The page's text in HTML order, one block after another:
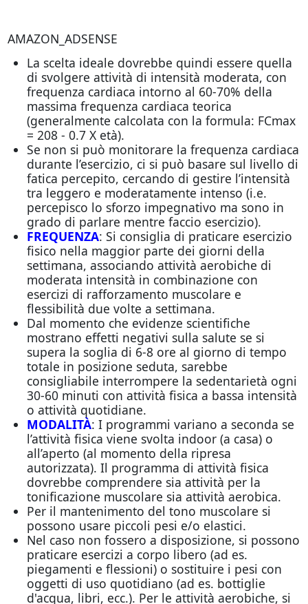
AMAZON_ADSENSE
La scelta ideale dovrebbe quindi essere quella
di svolgere attività di intensità moderata, con
frequenza cardiaca intorno al 60-70% della
massima frequenza cardiaca teorica
(generalmente calcolata con la formula: FCmax
= 208 - 0.7 X età).
Se non si può monitorare la frequenza cardiaca
durante l’esercizio, ci si può basare sul livello di
fatica percepito, cercando di gestire l’intensità
tra leggero e moderatamente intenso (i.e.
percepisco lo sforzo impegnativo ma sono in
grado di parlare mentre faccio esercizio).
FREQUENZA: Si consiglia di praticare esercizio
fisico nella maggior parte dei giorni della
settimana, associando attività aerobiche di
moderata intensità in combinazione con
esercizi di rafforzamento muscolare e
flessibilità due volte a settimana.
Dal momento che evidenze scientifiche
mostrano effetti negativi sulla salute se si
supera la soglia di 6-8 ore al giorno di tempo
totale in posizione seduta, sarebbe
consigliabile interrompere la sedentarietà ogni
30-60 minuti con attività fisica a bassa intensità
o attività quotidiane.
MODALITÀ: I programmi variano a seconda se
l’attività fisica viene svolta indoor (a casa) o
all’aperto (al momento della ripresa
autorizzata). Il programma di attività fisica
dovrebbe comprendere sia attività per la
tonificazione muscolare sia attività aerobica.
Per il mantenimento del tono muscolare si
possono usare piccoli pesi e/o elastici.
Nel caso non fossero a disposizione, si possono
praticare esercizi a corpo libero (ad es.
piegamenti e flessioni) o sostituire i pesi con
oggetti di uso quotidiano (ad es. bottiglie
d'acqua, libri, ecc.). Per le attività aerobiche, si